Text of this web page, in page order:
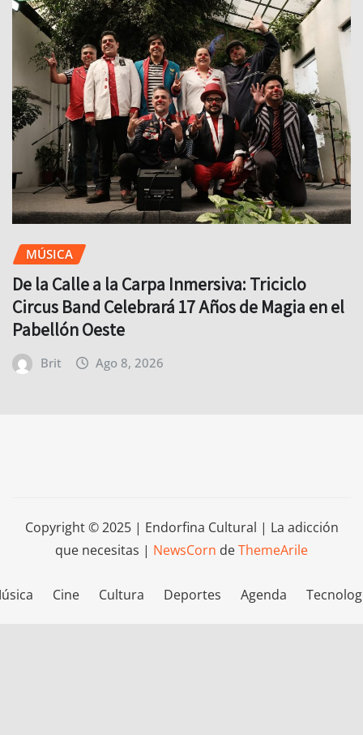
MÚSICA
De la Calle a la Carpa Inmersiva: Triciclo
Circus Band Celebrará 17 Años de Magia en el
Pabellón Oeste
Brit Ago 8, 2026
Copyright © 2025 | Endorfina Cultural | La adicción
que necesitas | NewsCorn deThemeArile
Cine Cultura Deportes Agenda